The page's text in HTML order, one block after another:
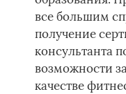
все большим
получение
консультанта
возможности
качестве